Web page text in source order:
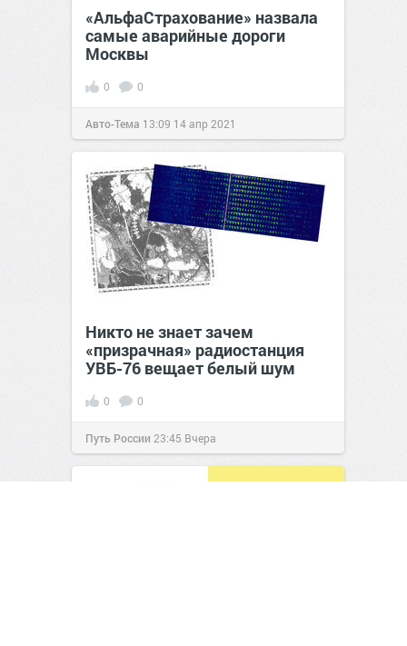
«АльфаСтрахование» назвала
самые аварийные дороги
Москвы
0 0
Авто-Тема 13:09 14 апр 2021
Никто не знает зачем
«призрачная» радиостанция
УВБ-76 вещает белый шум
0 0
Путь России 23:45 Вчера